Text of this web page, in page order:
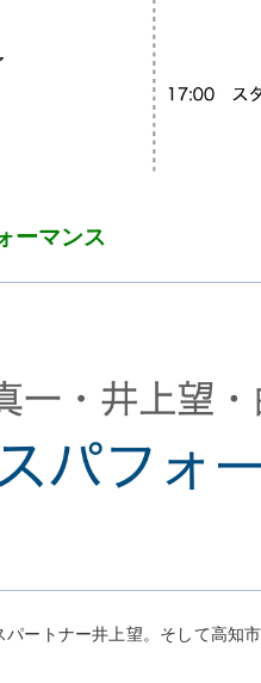
ーマンス
ートナー井上望。そして高知